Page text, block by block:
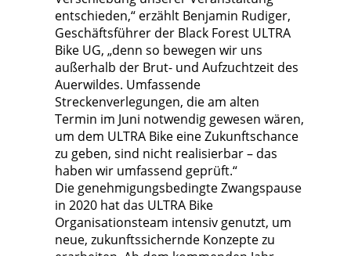
entschieden,“ erzählt Benjamin Rudiger,
Geschäftsführer der Black Forest ULTRA
Bike UG, „denn so bewegen wir uns
außerhalb der Brut- und Aufzuchtzeit des
Auerwildes. Umfassende
Streckenverlegungen, die am alten
Termin im Juni notwendig gewesen wären,
um dem ULTRA Bike eine Zukunftschance
zu geben, sind nicht realisierbar – das
haben wir umfassend geprüft.“
Die genehmigungsbedingte Zwangspause
in 2020 hat das ULTRA Bike
Organisationsteam intensiv genutzt, um
neue, zukunftssichernde Konzepte zu